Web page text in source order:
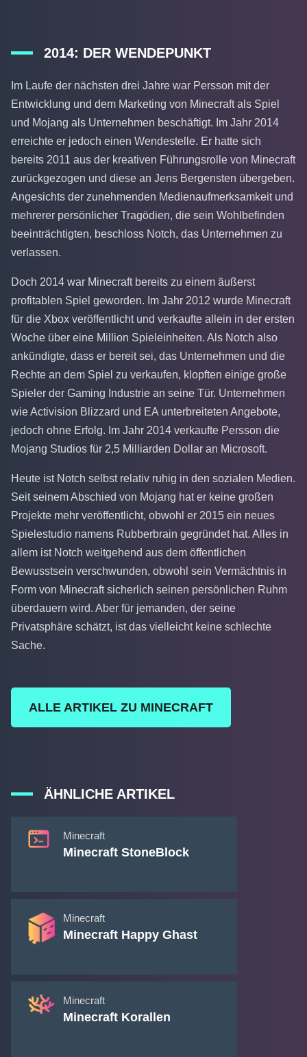
2014: DER WENDEPUNKT
Im Laufe der nächsten drei Jahre war Persson mit der
Entwicklung und dem Marketing von Minecraft als Spiel
und Mojang als Unternehmen beschäftigt. Im Jahr 2014
erreichte er jedoch einen Wendestelle. Er hatte sich
bereits 2011 aus der kreativen Führungsrolle von Minecraft
zurückgezogen und diese an Jens Bergensten übergeben.
Angesichts der zunehmenden Medienaufmerksamkeit und
mehrerer persönlicher Tragödien, die sein Wohlbefinden
beeinträchtigten, beschloss Notch, das Unternehmen zu
verlassen.
Doch 2014 war Minecraft bereits zu einem äußerst
profitablen Spiel geworden. Im Jahr 2012 wurde Minecraft
für die Xbox veröffentlicht und verkaufte allein in der ersten
Woche über eine Million Spieleinheiten. Als Notch also
ankündigte, dass er bereit sei, das Unternehmen und die
Rechte an dem Spiel zu verkaufen, klopften einige große
Spieler der Gaming Industrie an seine Tür. Unternehmen
wie Activision Blizzard und EA unterbreiteten Angebote,
jedoch ohne Erfolg. Im Jahr 2014 verkaufte Persson die
Mojang Studios für 2,5 Milliarden Dollar an Microsoft.
Heute ist Notch selbst relativ ruhig in den sozialen Medien.
Seit seinem Abschied von Mojang hat er keine großen
Projekte mehr veröffentlicht, obwohl er 2015 ein neues
Spielestudio namens Rubberbrain gegründet hat. Alles in
allem ist Notch weitgehend aus dem öffentlichen
Bewusstsein verschwunden, obwohl sein Vermächtnis in
Form von Minecraft sicherlich seinen persönlichen Ruhm
überdauern wird. Aber für jemanden, der seine
Privatsphäre schätzt, ist das vielleicht keine schlechte
Sache.
ALLE ARTIKEL ZU MINECRAFT
ÄHNLICHE ARTIKEL
Minecraft
Minecraft StoneBlock
Minecraft
Minecraft Happy Ghast
Minecraft
Minecraft Korallen